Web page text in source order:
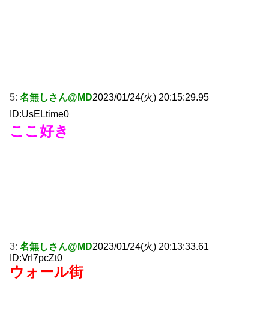
5: 名無しさん@MD2023/01/24(火) 20:15:29.95
ID:UsELtime0
ここ好き
3: 名無しさん@MD2023/01/24(火) 20:13:33.61
ID:VrI7pcZt0
ウォール街